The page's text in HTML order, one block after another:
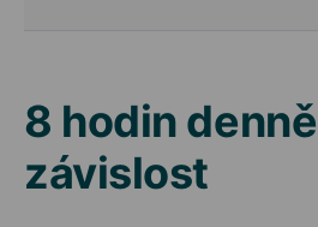
8 hodin
závislost